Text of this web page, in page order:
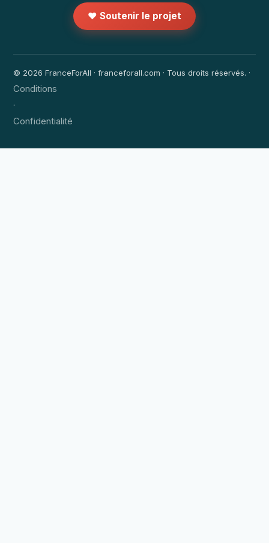
❤️ Soutenir le projet
© 2026 FranceForAll · franceforall.com · Tous droits réservés. ·
Conditions
·
Confidentialité